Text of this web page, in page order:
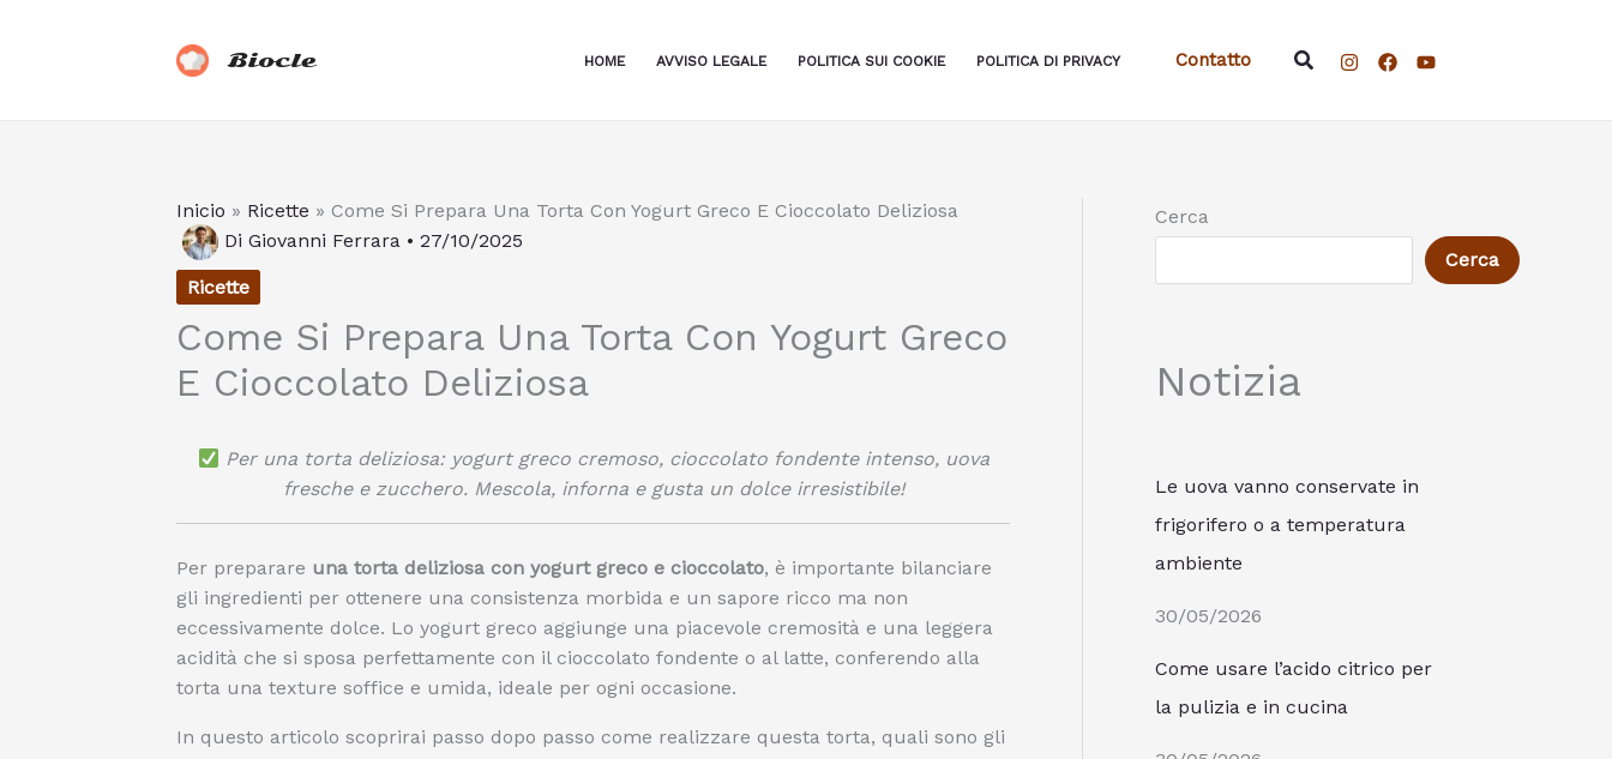
Biocle HOME AVVISO LEGALE POLITICA SUI COOKIE POLITICA DI PRIVACY Contatto Cerca
Inicio » Ricette » Come Si Prepara Una Torta Con Yogurt Greco E Cioccolato Deliziosa
Di Giovanni Ferrara • 27/10/2025
Ricette
Come Si Prepara Una Torta Con Yogurt Greco
E Cioccolato Deliziosa
Per una torta deliziosa: yogurt greco cremoso, cioccolato fondente intenso, uova
fresche e zucchero. Mescola, inforna e gusta un dolce irresistibile!
Per preparare una torta deliziosa con yogurt greco e cioccolato, è importante bilanciare
gli ingredienti per ottenere una consistenza morbida e un sapore ricco ma non
eccessivamente dolce. Lo yogurt greco aggiunge una piacevole cremosità e una leggera
acidità che si sposa perfettamente con il cioccolato fondente o al latte, conferendo alla
torta una texture soffice e umida, ideale per ogni occasione.
In questo articolo scoprirai passo dopo passo come realizzare questa torta, quali sono gli
Cerca
Cerca
Notizia
Le uova vanno conservate in
frigorifero o a temperatura
ambiente
30/05/2026
Come usare l’acido citrico per
la pulizia e in cucina